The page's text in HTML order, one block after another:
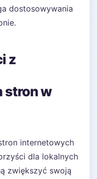
dostosowywania
z
stron w
internetowych
dla lokalnych
zwiększyć swoją